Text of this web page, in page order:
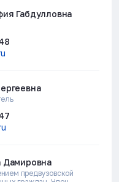
Габдулловна
Дамировна
предвузовской